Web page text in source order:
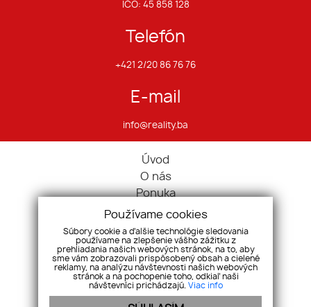
IČO: 45 858 128
Telefón
+421 2/20 86 76 76
E-mail
info@reality.ba
Úvod
O nás
Ponuka
Pravidlá cookies
Ponúknite nám
Služby
Kontakt
Ochrana osobných údajov
Používame cookies
Súbory cookie a ďalšie technológie sledovania
používame na zlepšenie vášho zážitku z
prehliadania našich webových stránok, na to, aby
sme vám zobrazovali prispôsobený obsah a cielené
reklamy, na analýzu návštevnosti našich webových
stránok a na pochopenie toho, odkiaľ naši
návštevníci prichádzajú. Viac info